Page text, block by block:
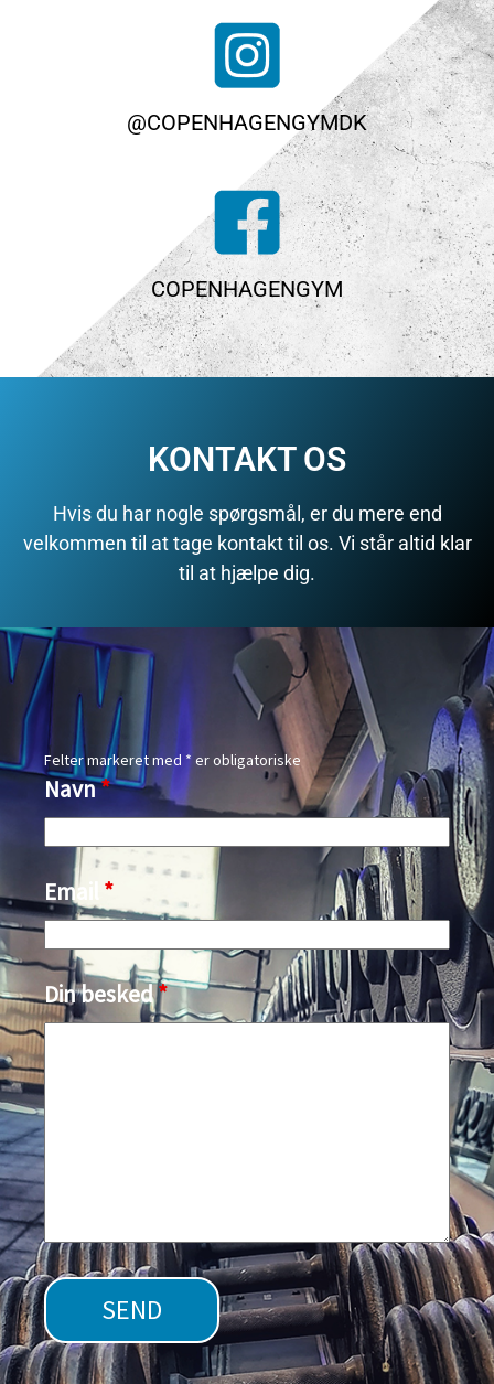
@COPENHAGENGYMDK
COPENHAGENGYM
KONTAKT OS
Hvis du har nogle spørgsmål, er du mere end
velkommen til at tage kontakt til os. Vi står altid klar
til at hjælpe dig.
Felter markeret med * er obligatoriske
Navn*
Email *
Din besked*